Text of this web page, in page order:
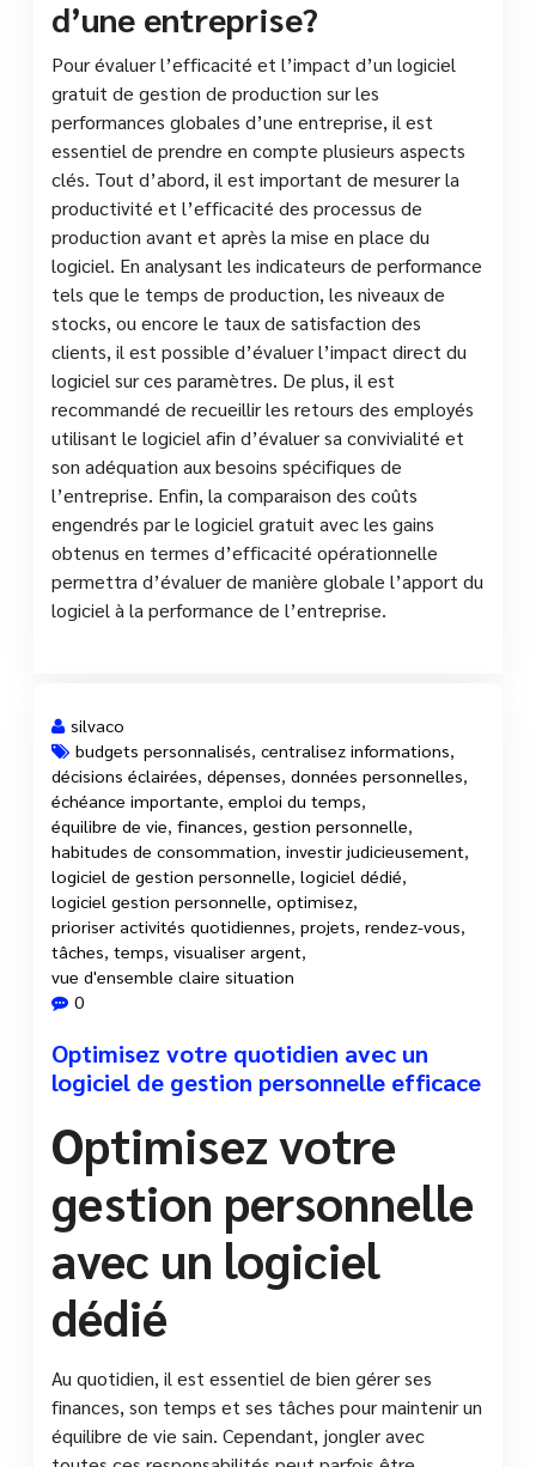
d’une entreprise?
Pour évaluer l’efficacité et l’impact d’un logiciel
gratuit de gestion de production sur les
performances globales d’une entreprise, il est
essentiel de prendre en compte plusieurs aspects
clés. Tout d’abord, il est important de mesurer la
productivité et l’efficacité des processus de
production avant et après la mise en place du
logiciel. En analysant les indicateurs de performance
tels que le temps de production, les niveaux de
stocks, ou encore le taux de satisfaction des
clients, il est possible d’évaluer l’impact direct du
logiciel sur ces paramètres. De plus, il est
recommandé de recueillir les retours des employés
utilisant le logiciel afin d’évaluer sa convivialité et
son adéquation aux besoins spécifiques de
l’entreprise. Enfin, la comparaison des coûts
engendrés par le logiciel gratuit avec les gains
obtenus en termes d’efficacité opérationnelle
permettra d’évaluer de manière globale l’apport du
logiciel à la performance de l’entreprise.
27 Fév, 2025
silvaco
budgets personnalisés centralisez informations
décisions éclairées dépenses données personnelles
échéance importante emploi du temps
équilibre de vie finances gestion personnelle
habitudes de consommation investir judicieusement
logiciel de gestion personnelle logiciel dédié
logiciel gestion personnelle optimisez
prioriser activités quotidiennes projets rendez-vous
tâches temps visualiser argent
vue d'ensemble claire situation
0
Optimisez votre quotidien avec un
logiciel de gestion personnelle efficace
Optimisez votre
gestion personnelle
avec un logiciel
dédié
Au quotidien, il est essentiel de bien gérer ses
finances, son temps et ses tâches pour maintenir un
équilibre de vie sain. Cependant, jongler avec